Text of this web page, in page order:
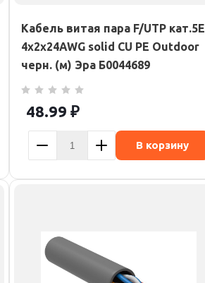
Кабель витая пара F/UTP кат.5E
4х2х24AWG solid CU PE Outdoor
черн. (м) Эра Б0044689
48.99 ₽
В корзину